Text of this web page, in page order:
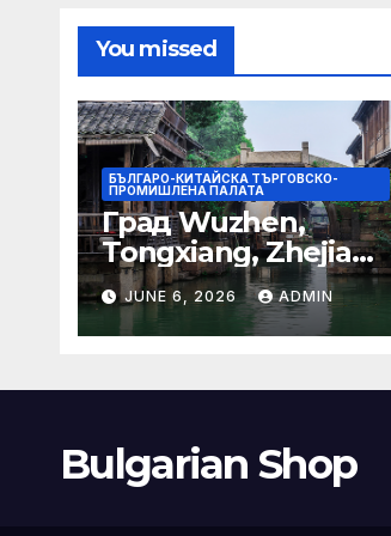
You missed
БЪЛГАРО-КИТАЙСКА ТЪРГОВСКО-
ПРОМИШЛЕНА ПАЛАТА
Град Wuzhen,
Tongxiang, Zhejiang
– Chinadaily.com.cn
JUNE 6, 2026 ADMIN
Bulgarian Shop